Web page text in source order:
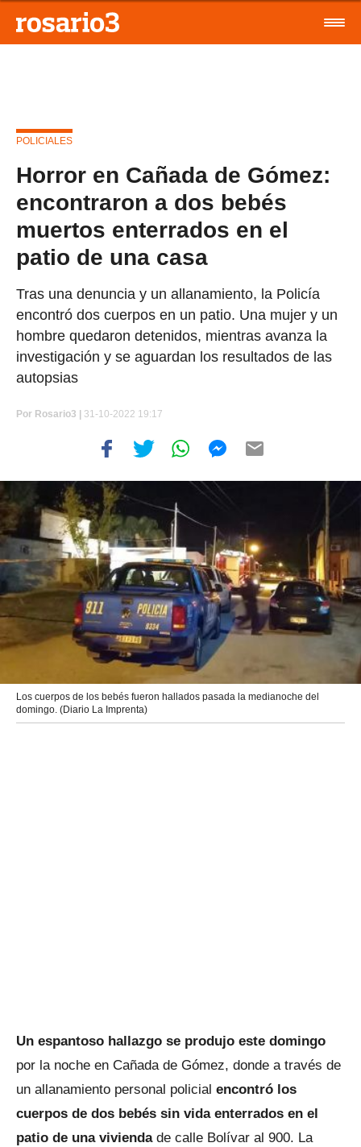
POLICIALES
Horror en Cañada de Gómez:
encontraron a dos bebés
muertos enterrados en el
patio de una casa
Tras una denuncia y un allanamiento, la Policía
encontró dos cuerpos en un patio. Una mujer y un
hombre quedaron detenidos, mientras avanza la
investigación y se aguardan los resultados de las
autopsias
Por Rosario3 | 31-10-2022 19:17
Los cuerpos de los bebés fueron hallados pasada la medianoche del
domingo. (Diario La Imprenta)
Un espantoso hallazgo se produjo este domingo
por la noche en Cañada de Gómez, donde a través de
un allanamiento personal policial encontró los
cuerpos de dos bebés sin vida enterrados en el
patio de una viviendade calle Bolívar al 900. La